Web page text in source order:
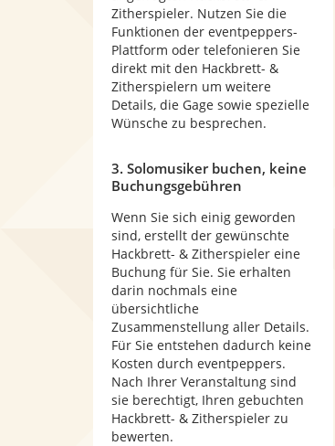
Zitherspieler. Nutzen Sie die
Funktionen der eventpeppers-
Plattform oder telefonieren Sie
direkt mit den Hackbrett- &
Zitherspielern um weitere
Details, die Gage sowie spezielle
Wünsche zu besprechen.
3. Solomusiker buchen, keine
Buchungsgebühren
Wenn Sie sich einig geworden
sind, erstellt der gewünschte
Hackbrett- & Zitherspieler eine
Buchung für Sie. Sie erhalten
darin nochmals eine
übersichtliche
Zusammenstellung aller Details.
Für Sie entstehen dadurch keine
Kosten durch eventpeppers.
Nach Ihrer Veranstaltung sind
sie berechtigt, Ihren gebuchten
Hackbrett- & Zitherspieler zu
bewerten.